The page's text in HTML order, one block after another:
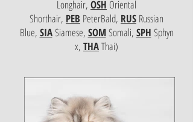
Longhair, OSH Oriental
Shorthair, PEB PeterBald, RUS Russian
Blue, SIASiamese, SOMSomali, SPH Sphyn
x, THAThai)